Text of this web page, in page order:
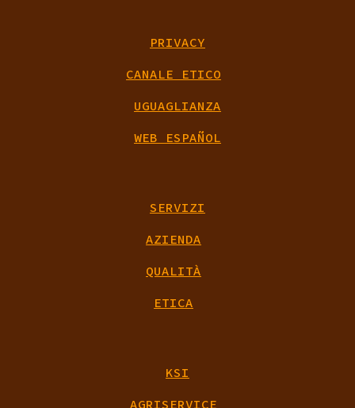
PRIVACY
CANALE ETICO
UGUAGLIANZA
WEB ESPAÑOL
SERVIZI
AZIENDA
QUALITÀ
ETICA
KSI
AGRISERVICE